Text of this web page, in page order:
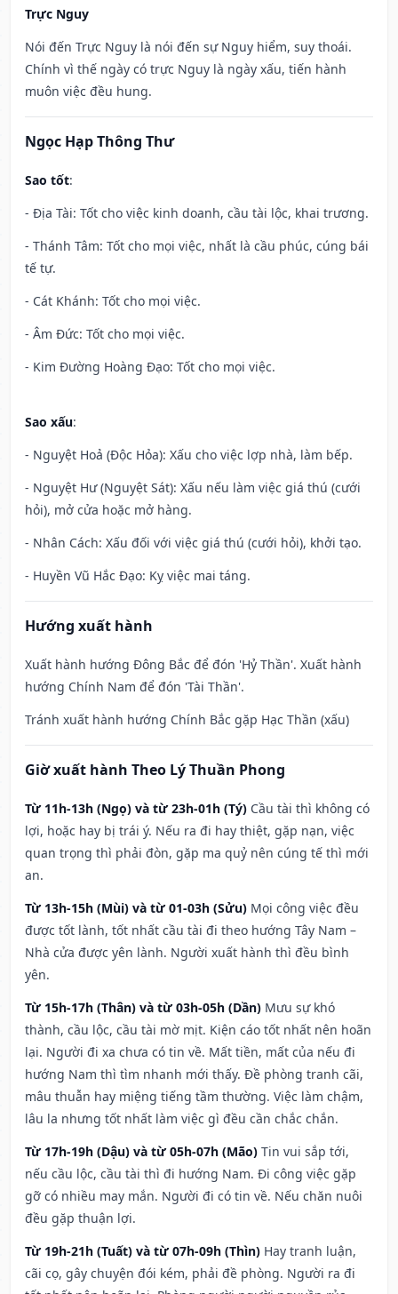
Trực Nguy
Nói đến Trực Nguy là nói đến sự Nguy hiểm, suy thoái.
Chính vì thế ngày có trực Nguy là ngày xấu, tiến hành
muôn việc đều hung.
Ngọc Hạp Thông Thư
Sao tốt:
- Địa Tài: Tốt cho việc kinh doanh, cầu tài lộc, khai trương.
- Thánh Tâm: Tốt cho mọi việc, nhất là cầu phúc, cúng bái
tế tự.
- Cát Khánh: Tốt cho mọi việc.
- Âm Đức: Tốt cho mọi việc.
- Kim Đường Hoàng Đạo: Tốt cho mọi việc.
Sao xấu:
- Nguyệt Hoả (Độc Hỏa): Xấu cho việc lợp nhà, làm bếp.
- Nguyệt Hư (Nguyệt Sát): Xấu nếu làm việc giá thú (cưới
hỏi), mở cửa hoặc mở hàng.
- Nhân Cách: Xấu đối với việc giá thú (cưới hỏi), khởi tạo.
- Huyền Vũ Hắc Đạo: Kỵ việc mai táng.
Hướng xuất hành
Xuất hành hướng Đông Bắc để đón 'Hỷ Thần'. Xuất hành
hướng Chính Nam để đón 'Tài Thần'.
Tránh xuất hành hướng Chính Bắc gặp Hạc Thần (xấu)
Giờ xuất hành Theo Lý Thuần Phong
Từ 11h-13h (Ngọ) và từ 23h-01h (Tý) Cầu tài thì không có
lợi, hoặc hay bị trái ý. Nếu ra đi hay thiệt, gặp nạn, việc
quan trọng thì phải đòn, gặp ma quỷ nên cúng tế thì mới
an.
Từ 13h-15h (Mùi) và từ 01-03h (Sửu) Mọi công việc đều
được tốt lành, tốt nhất cầu tài đi theo hướng Tây Nam –
Nhà cửa được yên lành. Người xuất hành thì đều bình
yên.
Từ 15h-17h (Thân) và từ 03h-05h (Dần) Mưu sự khó
thành, cầu lộc, cầu tài mờ mịt. Kiện cáo tốt nhất nên hoãn
lại. Người đi xa chưa có tin về. Mất tiền, mất của nếu đi
hướng Nam thì tìm nhanh mới thấy. Đề phòng tranh cãi,
mâu thuẫn hay miệng tiếng tầm thường. Việc làm chậm,
lâu la nhưng tốt nhất làm việc gì đều cần chắc chắn.
Từ 17h-19h (Dậu) và từ 05h-07h (Mão) Tin vui sắp tới,
nếu cầu lộc, cầu tài thì đi hướng Nam. Đi công việc gặp
gỡ có nhiều may mắn. Người đi có tin về. Nếu chăn nuôi
đều gặp thuận lợi.
Từ 19h-21h (Tuất) và từ 07h-09h (Thìn) Hay tranh luận,
cãi cọ, gây chuyện đói kém, phải đề phòng. Người ra đi